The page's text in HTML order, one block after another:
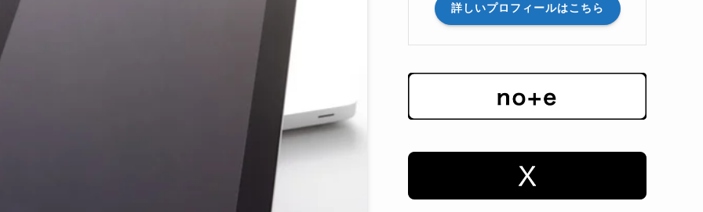
詳しいプロフィールはこちら